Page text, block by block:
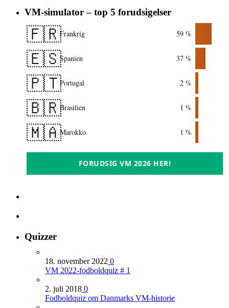
VM-simulator – top 5 forudsigelser
🇫🇷Frankrig 59 %
🇪🇸Spanien 37 %
🇵🇹Portugal 2 %
🇧🇷Brasilien 1 %
🇲🇦Marokko 1 %
FORUDSIG VM 2026 HER!
Quizzer
18. november 2022 0
VM 2022-fodboldquiz # 1
2. juli 2018 0
Fodboldquiz om Danmarks VM-historie